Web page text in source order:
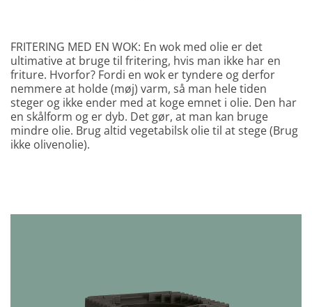
FRITERING MED EN WOK: En wok med olie er det
ultimative at bruge til fritering, hvis man ikke har en
friture. Hvorfor? Fordi en wok er tyndere og derfor
nemmere at holde (møj) varm, så man hele tiden
steger og ikke ender med at koge emnet i olie. Den har
en skålform og er dyb. Det gør, at man kan bruge
mindre olie. Brug altid vegetabilsk olie til at stege (Brug
ikke olivenolie).